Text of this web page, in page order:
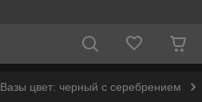
Вазы цвет: черный с серебрением